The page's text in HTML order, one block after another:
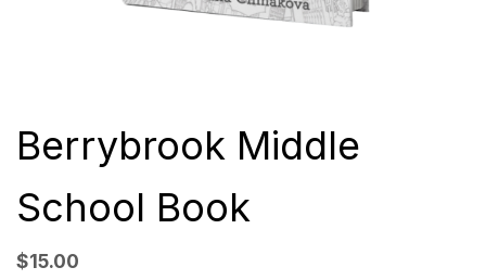
Berrybrook Middle
School Book
$15.00